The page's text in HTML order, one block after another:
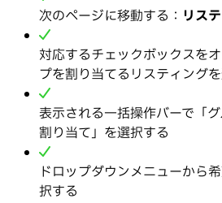
次のページに移動する： リス
対応するチェックボックスを
プを割り当てるリスティング
表示される一括操作バーで「
割り当て」を選択する
ドロップダウンメニューから
択する